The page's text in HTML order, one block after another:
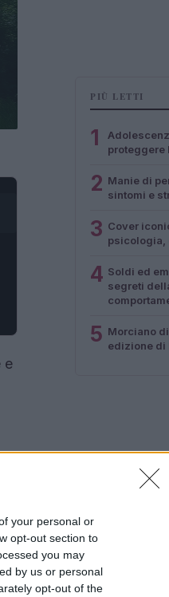
your personal or
opt-out section to
you may
by us or personal
opt-out of the
e
PIÙ LETTI
1
proteggere
2 Manie di
sintomi e
3 Cover
psicologia,
4 Soldi ed
segreti
5 Morciano
edizione di